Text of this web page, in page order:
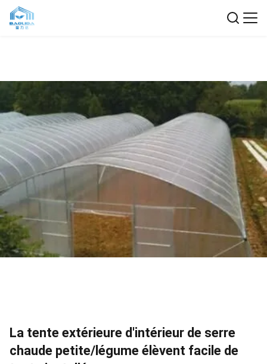
La tente extérieure d'intérieur de serre
chaude petite/légume élèvent facile de